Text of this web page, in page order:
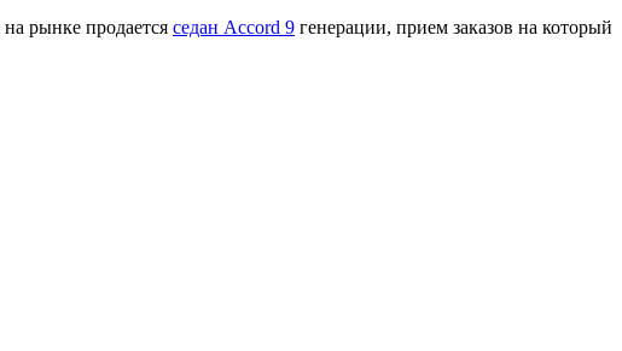
рынке продается седан Accord 9 генерации, прием заказов на который